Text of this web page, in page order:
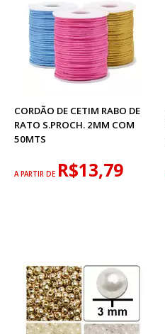
CORDÃO DE CETIM RABO DE
RATO S.PROCH. 2MM COM
50MTS
A PARTIR DE R$13,79